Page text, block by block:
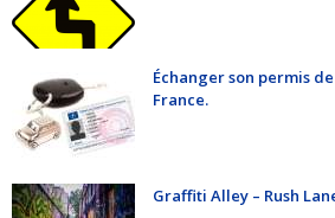
Échanger son permis
France.
Graffiti Alley – Rush